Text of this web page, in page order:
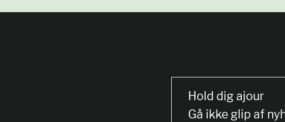
Hold dig ajour
Gå ikke glip af